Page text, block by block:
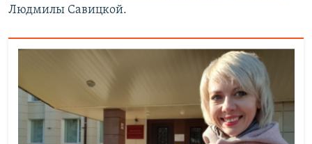
Людмилы Савицкой.